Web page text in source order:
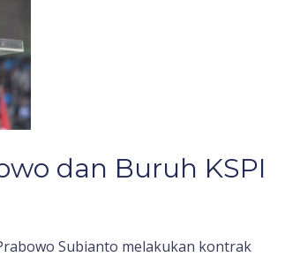
dan Buruh KSPI
Subianto melakukan kontrak